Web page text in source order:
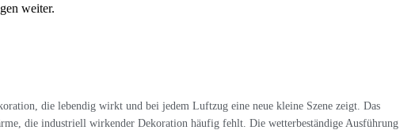
weiter.
die lebendig wirkt und bei jedem Luftzug eine neue kleine Szene zeigt. Das
die industriell wirkender Dekoration häufig fehlt. Die wetterbeständige Ausführung